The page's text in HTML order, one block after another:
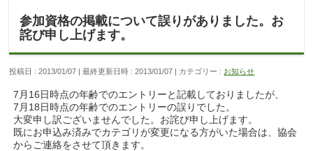
参加資格の掲載について誤りがありました。お
詫び申し上げます。
投稿日 : 2013/01/07 最終更新日時 : 2013/01/07 カテゴリー : お知らせ
7月16日時点の年齢でのエントリーと記載しておりましたが、
7月18日時点の年齢でのエントリーの誤りでした。
大変申し訳ございませんでした。お詫び申し上げます。
既にお申込み済みでカテゴリが変更になる方がいた場合は、協会
からご連絡をさせて頂きます。